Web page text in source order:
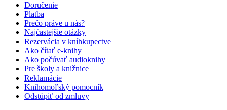
Doručenie
Platba
Prečo práve u nás?
Najčastejšie otázky
Rezervácia v kníhkupectve
Ako čítať e-knihy
Ako počúvať audioknihy
Pre školy a knižnice
Reklamácie
Knihomoľský pomocník
Odstúpiť od zmluvy